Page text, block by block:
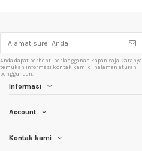
Anda dapat berhenti berlangganan kapan saja. Caranya,
temukan informasi kontak kami di halaman aturan
penggunaan.
Informasi
Account
Kontak kami